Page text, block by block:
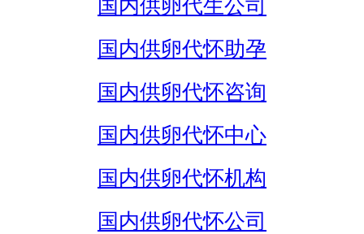
国内供卵代生公司
国内供卵代怀助孕
国内供卵代怀咨询
国内供卵代怀中心
国内供卵代怀机构
国内供卵代怀公司